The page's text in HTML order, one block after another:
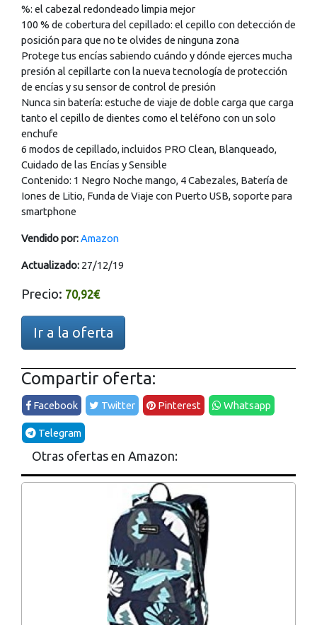
%: el cabezal redondeado limpia mejor
100 % de cobertura del cepillado: el cepillo con detección de
posición para que no te olvides de ninguna zona
Protege tus encías sabiendo cuándo y dónde ejerces mucha
presión al cepillarte con la nueva tecnología de protección
de encías y su sensor de control de presión
Nunca sin batería: estuche de viaje de doble carga que carga
tanto el cepillo de dientes como el teléfono con un solo
enchufe
6 modos de cepillado, incluidos PRO Clean, Blanqueado,
Cuidado de las Encías y Sensible
Contenido: 1 Negro Noche mango, 4 Cabezales, Batería de
Iones de Litio, Funda de Viaje con Puerto USB, soporte para
smartphone
Vendido por:Amazon
Actualizado: 27/12/19
Precio: 70,92€
Ir a la oferta
Compartir oferta:
Facebook Twitter Pinterest Whatsapp
Telegram
Otras ofertas en Amazon: